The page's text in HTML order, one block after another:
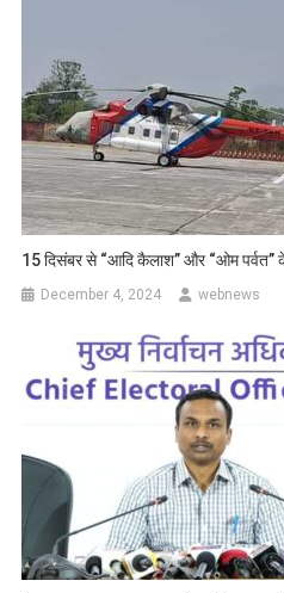
15 दिसंबर से “आदि कैलाश” और “ओम पर्वत”
December 4, 2024 webnews